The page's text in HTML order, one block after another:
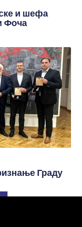
и шефа
Фоча
Граду